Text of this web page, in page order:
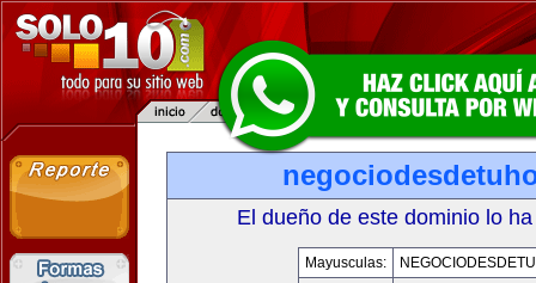
El dueño de este dominio lo
Mayusculas: